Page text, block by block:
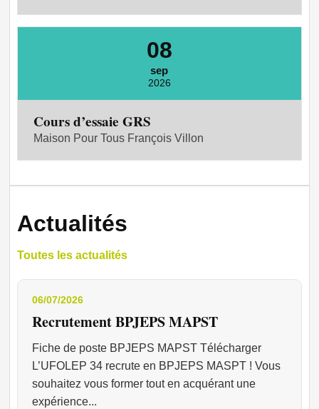
08
sep
2026
Cours d’essaie GRS
Maison Pour Tous François Villon
Actualités
Toutes les actualités
06/07/2026
Recrutement BPJEPS MAPST
Fiche de poste BPJEPS MAPST Télécharger
L’UFOLEP 34 recrute en BPJEPS MASPT ! Vous
souhaitez vous former tout en acquérant une
expérience...